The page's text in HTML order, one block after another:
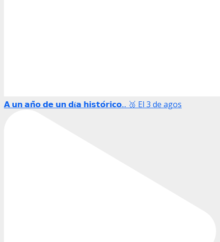
𝗔 𝘂𝗻 𝗮𝗻̃𝗼 𝗱𝗲 𝘂𝗻 𝗱𝛊́𝗮 𝗵𝗶𝘀𝘁𝗼́𝗿𝗶𝗰𝗼... 🥉 El 3 de agos